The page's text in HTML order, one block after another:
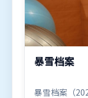
暴雪档案
暴雪档案（